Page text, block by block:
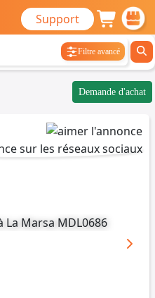
Support
Filtre avancé
Demande d'achat